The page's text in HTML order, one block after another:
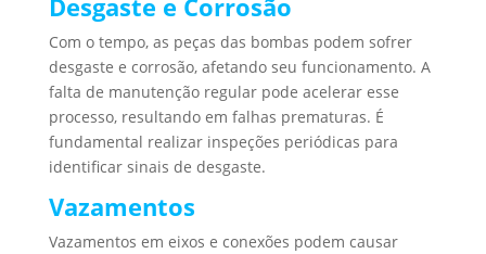
Com o tempo, as peças das bombas podem sofrer
desgaste e corrosão, afetando seu funcionamento. A
falta de manutenção regular pode acelerar esse
processo, resultando em falhas prematuras. É
fundamental realizar inspeções periódicas para
identificar sinais de desgaste.
Vazamentos
Vazamentos em eixos e conexões podem causar